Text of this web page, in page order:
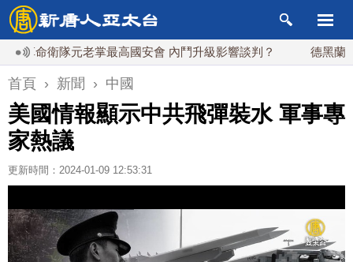
衛隊元老掌最高國安會 內鬥升級影響談判？ 德黑蘭等七城
首頁 › 新聞 › 中國
美國情報顯示中共飛彈裝水 軍事專
家熱議
更新時間：2024-01-09 12:53:31